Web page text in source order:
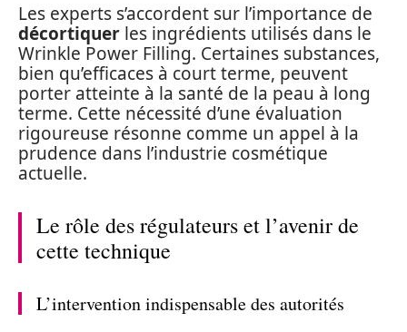
Les experts s’accordent sur l’importance de
décortiquer les ingrédients utilisés dans le
Wrinkle Power Filling. Certaines substances,
bien qu’efficaces à court terme, peuvent
porter atteinte à la santé de la peau à long
terme. Cette nécessité d’une évaluation
rigoureuse résonne comme un appel à la
prudence dans l’industrie cosmétique
actuelle.
Le rôle des régulateurs et l’avenir de
cette technique
L’intervention indispensable des autorités